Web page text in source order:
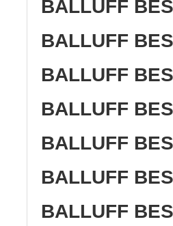
BALLUFF
BALLUFF
BALLUFF
BALLUFF
BALLUFF
BALLUFF
BALLUFF